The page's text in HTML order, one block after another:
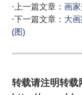
·上一篇文章： 画
·下一篇文章： 大
(图)
转载请注明转载